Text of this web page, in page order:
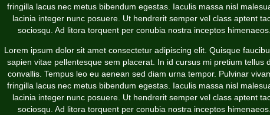
fringilla lacus nec metus bibendum egestas. Iaculis massa nisl
lacinia integer nunc posuere. Ut hendrerit semper vel class aptent
sociosqu. Ad litora torquent per conubia nostra inceptos himenaeos.
Lorem ipsum dolor sit amet consectetur adipiscing elit. Quisque
sapien vitae pellentesque sem placerat. In id cursus mi pretium tellus
convallis. Tempus leo eu aenean sed diam urna tempor. Pulvinar
fringilla lacus nec metus bibendum egestas. Iaculis massa nisl
lacinia integer nunc posuere. Ut hendrerit semper vel class aptent
sociosqu. Ad litora torquent per conubia nostra inceptos himenaeos.